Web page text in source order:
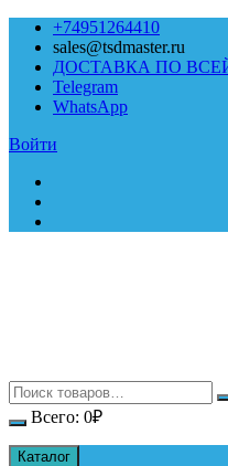
Перейти
содержимому
+74951264410
sales@tsdmaster.ru
ДОСТАВКА ПО
Telegram
WhatsApp
Войти
Всего: 0₽
Каталог